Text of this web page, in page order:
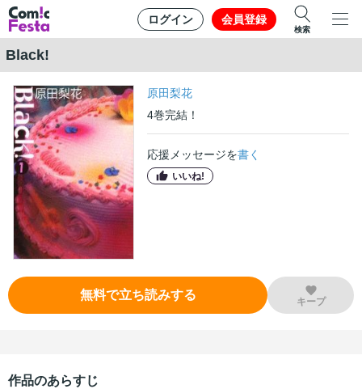
ログイン 会員登録
検索
Black!
原田梨花
4巻完結！
応援メッセージを書く
いいね!
無料で立ち読みする キープ
作品のあらすじ